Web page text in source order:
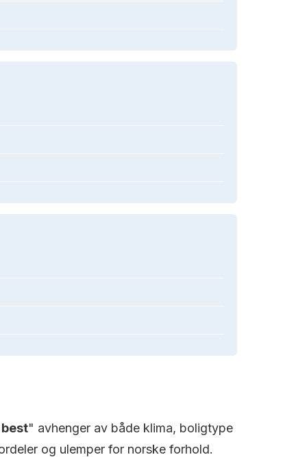
best" avhenger av både klima, boligtype
og ulemper for norske forhold.